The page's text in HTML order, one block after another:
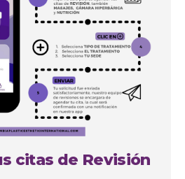
citas de Revisión